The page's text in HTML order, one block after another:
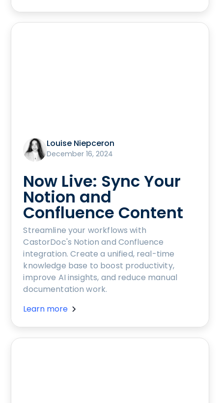
Louise Niepceron
December 16, 2024
Now Live: Sync Your
Notion and
Confluence Content
Streamline your workflows with
CastorDoc's Notion and Confluence
integration. Create a unified, real-time
knowledge base to boost productivity,
improve AI insights, and reduce manual
documentation work.
Learn more